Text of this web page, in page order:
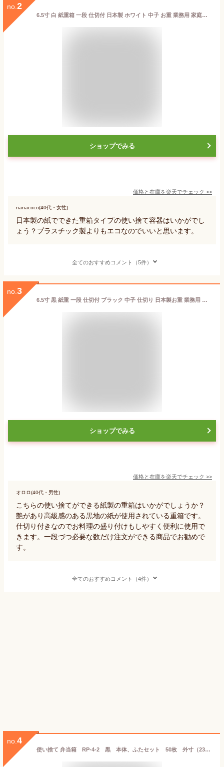
no. 2
6.5寸 白 紙重箱 一段 仕切付 日本製 ホワイト 中子 お重 業務用 家庭用 高級 使い捨て テイクアウト 容器 ピクニック 運動会 遠足 お花見 歓送迎会 エコ 弁当箱 懐石 会席 行楽 弁当 法事 仕出し 宴 試合 お祝い 紙製 おしゃれ Vカット お節 おせち お重箱
ショップでみる
価格と在庫を楽天でチェック >>
nanacoco(40代・女性)
日本製の紙でできた重箱タイプの使い捨て容器はいかがでし
ょう？プラスチック製よりもエコなのでいいと思います。
全てのおすすめコメント（5件）
no. 3
6.5寸 黒 紙重 一段 仕切付 ブラック 中子 仕切り 日本製お重 業務用 家庭用 高級 使い捨て テイクアウト 容器 ピクニック 運動会 遠足 お花見 歓送迎会 エコ 弁当箱 懐石 会席 行楽 弁当 法事 仕出し 宴 高級弁当 試合 お祝い 紙製 おしゃれ Vカット お節 おせち
ショップでみる
価格と在庫を楽天でチェック >>
オロロ(40代・男性)
こちらの使い捨てができる紙製の重箱はいかがでしょうか？
艶があり高級感のある黒地の紙が使用されている重箱です。
仕切り付きなのでお料理の盛り付けもしやすく便利に使用で
きます。一段づつ必要な数だけ注文ができる商品でお勧めで
す。
全てのおすすめコメント（4件）
no. 4
使い捨て 弁当箱 RP-4-2 黒 本体、ふたセット 50枚 外寸（238×200×深さ34（ふた高さ16）)mm